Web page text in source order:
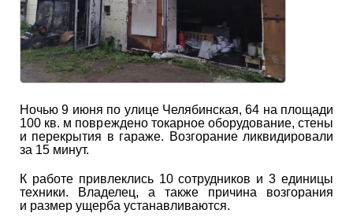
Ночью 9 июня по улице Челябинская, 64 на площади
100 кв. м повреждено токарное оборудование, стены
и перекрытия в гараже. Возгорание ликвидировали
за 15 минут.
К работе привлеклись 10 сотрудников и 3 единицы
техники. Владелец, а также причина возгорания
и размер ущерба устанавливаются.